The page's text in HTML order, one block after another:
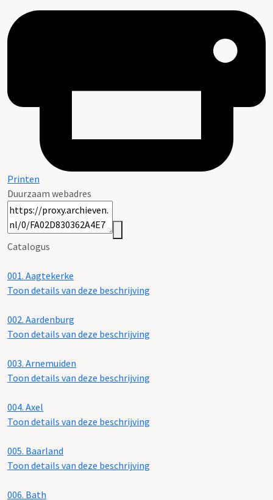
Printen
Duurzaam webadres
Catalogus
001. Aagtekerke
Toon details van deze beschrijving
002. Aardenburg
Toon details van deze beschrijving
003. Arnemuiden
Toon details van deze beschrijving
004. Axel
Toon details van deze beschrijving
005. Baarland
Toon details van deze beschrijving
006. Bath